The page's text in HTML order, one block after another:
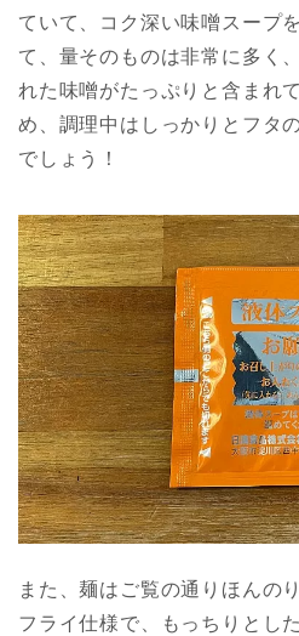
ていて、コク深い味噌スープ
て、量そのものは非常に多く
れた味噌がたっぷりと含まれ
め、調理中はしっかりとフタ
でしょう！
また、麺はご覧の通りほんの
フライ仕様で、もっちりとし